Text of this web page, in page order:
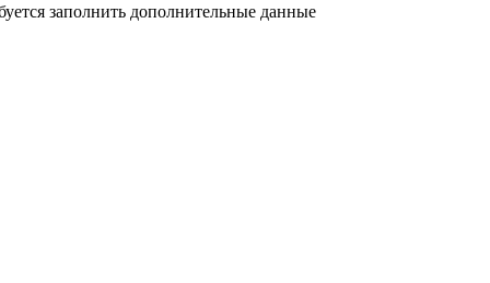
заполнить дополнительные данные